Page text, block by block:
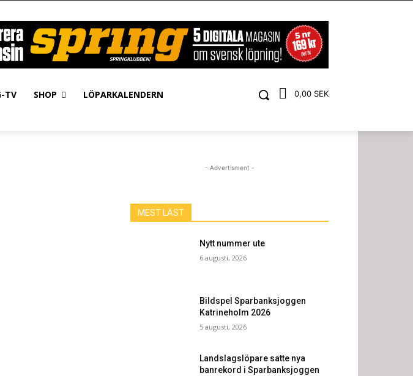
0,00 SEK
TV SHOP LÖPARKALENDERN
- Advertisment -
MEST LÄST
Nytt nummer ute
6 augusti, 2026
Bildspel Sparbanksjoggen
Katrineholm 2026
5 augusti, 2026
Landslagslöpare satte nya
banrekord i Sparbanksjoggen